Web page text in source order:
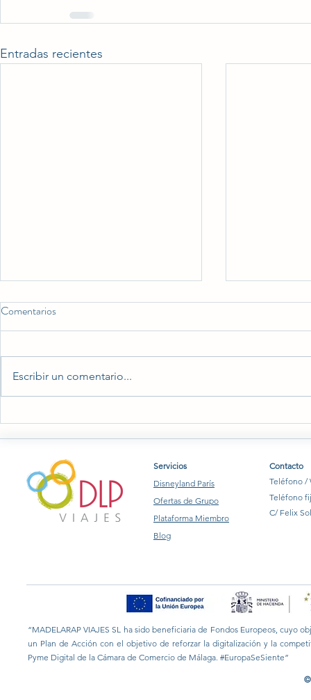
Entradas recientes
"My Royal Dream" Una
experiencia inolvidable para los
más pequeños
Conoce con
Disneyland
Comentarios
Escribir un comentario...
Servicios
Disneyland París
Ofertas de Grupo
Plataforma Miembro
Blog
Contacto
Teléfono /
Teléfono
C/ Felix
“MADELARAP VIAJES SL ha sido beneficiaria de Fondos Europeos, cuyo
un Plan de Acción con el objetivo de reforzar la digitalización y la
Pyme Digital de la Cámara de Comercio de Málaga. #EuropaSeSiente”
©